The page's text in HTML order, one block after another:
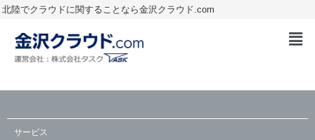
北陸でクラウドに関することなら金沢クラウド.com
サービス